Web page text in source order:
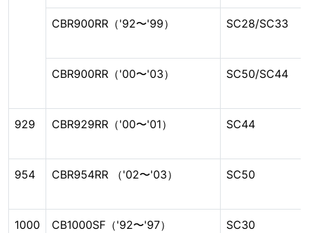
CBR900RR（'92〜'99） SC28/SC33
CBR900RR（'00〜'03） SC50/SC44
929 CBR929RR（'00〜'01） SC44
954 CBR954RR （'02〜'03） SC50
1000 CB1000SF（'92〜'97） SC30